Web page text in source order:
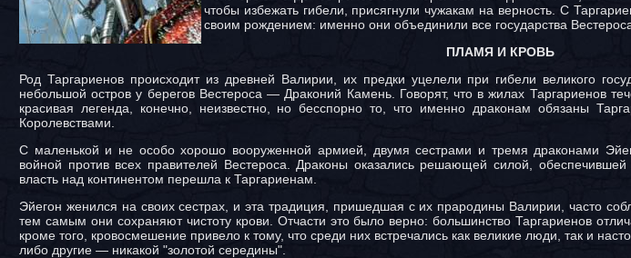
чтобы избежать гибели, присягнули чужакам на верность. С
своим рождением: именно они объединили все государства
ПЛАМЯ И КРОВЬ
Род Таргариенов происходит из древней Валирии, их предки уцелели при гибели великого
небольшой остров у берегов Вестероса — Драконий Камень. Говорят, что в жилах Таргариенов
красивая легенда, конечно, неизвестно, но бесспорно то, что именно драконам обязаны
Королевствами.
С маленькой и не особо хорошо вооруженной армией, двумя сестрами и тремя драконами
войной против всех правителей Вестероса. Драконы оказались решающей силой,
власть над континентом перешла к Таргариенам.
Эйегон женился на своих сестрах, и эта традиция, пришедшая с их прародины Валирии, часто
тем самым они сохраняют чистоту крови. Отчасти это было верно: большинство Таргариенов
кроме того, кровосмешение привело к тому, что среди них встречались как великие люди, так и
либо другие — никакой "золотой середины".